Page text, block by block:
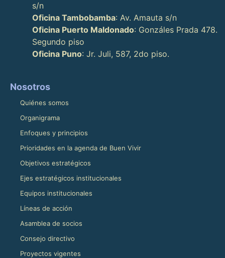
s/n
Oficina Tambobamba: Av. Amauta s/n
Oficina Puerto Maldonado: Gonzáles Prada 478.
Segundo piso
Oficina Puno: Jr. Juli, 587, 2do piso.
Nosotros
Quiénes somos
Organigrama
Enfoques y principios
Prioridades en la agenda de Buen Vivir
Objetivos estratégicos
Ejes estratégicos institucionales
Equipos institucionales
Líneas de acción
Asamblea de socios
Consejo directivo
Proyectos vigentes